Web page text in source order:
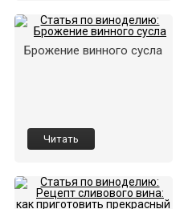
Брожение винного сусла
Читать